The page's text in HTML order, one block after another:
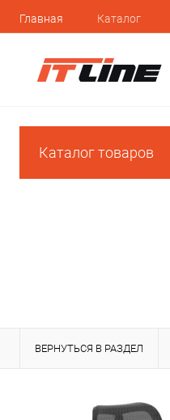
Главная Каталог
Каталог товаров
ВЕРНУТЬСЯ В РАЗДЕЛ